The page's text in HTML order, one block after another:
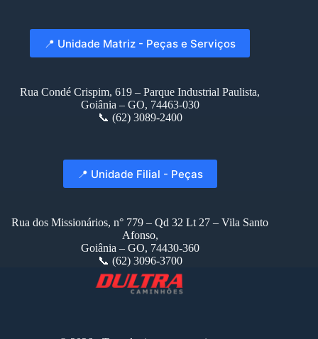
📍 Unidade Matriz - Peças e Serviços
Rua Condé Crispim, 619 – Parque Industrial Paulista,
Goiânia – GO, 74463-030
📞 (62) 3089-2400
📍 Unidade Filial - Peças
Rua dos Missionários, n° 779 – Qd 32 Lt 27 – Vila Santo
Afonso,
Goiânia – GO, 74430-360
📞 (62) 3096-3700